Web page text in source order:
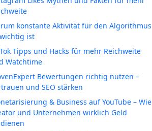
konstante Aktivität für den Algorithmus
ist
Tipps und Hacks für mehr Reichweite
Watchtime
Bewertungen richtig nutzen –
und SEO stärken
& Business auf YouTube – Wie
und Unternehmen wirklich Geld